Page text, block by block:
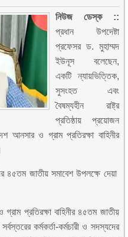
নিউজ ডেস্ক ::
প্রধান উপদেষ্টা
প্রফেসর ড. মুহাম্মদ
ইউনূস বলেছেন,
একটি ন্যায়ভিত্তিক,
সুসংহত এবং
বৈষম্যহীন রাষ্ট্র
প্রতিষ্ঠায় প্রয়োজন
আনসার ও গ্রাম প্রতিরক্ষা বাহিনীর
৪৫তম জাতীয় সমাবেশ উপলক্ষে দেয়া
গ্রাম প্রতিরক্ষা বাহিনীর ৪৫তম জাতীয়
কর্মকর্তা-কর্মচারী ও সদস্যদের